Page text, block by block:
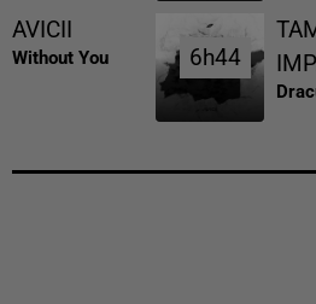
AVICII
Without You 6h44
6h44